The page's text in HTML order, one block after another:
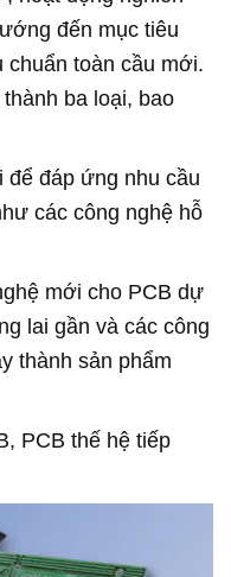
đến mục tiêu
chuẩn toàn cầu mới.
ba loại, bao
để đáp ứng nhu cầu
các công nghệ hỗ
mới cho PCB dự
lai gần và các công
thành sản phẩm
PCB thế hệ tiếp